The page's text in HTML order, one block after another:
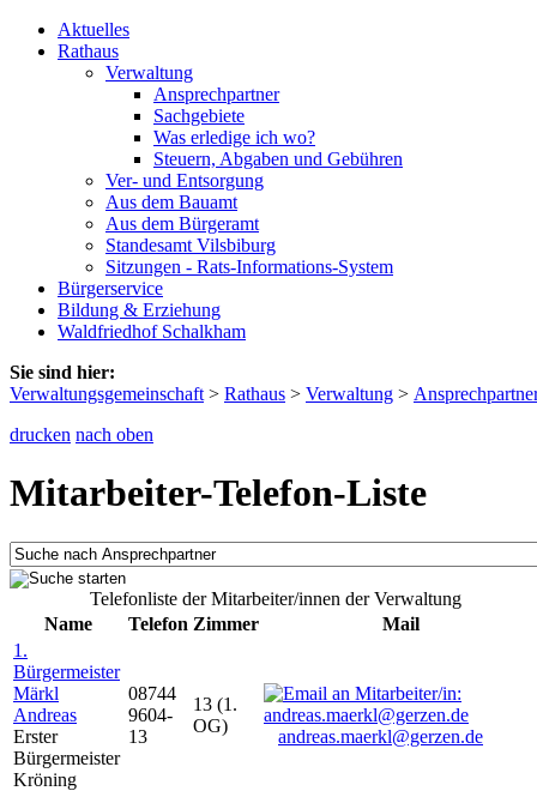
Aktuelles
Rathaus
Verwaltung
Ansprechpartner
Sachgebiete
Was erledige ich wo?
Steuern, Abgaben und Gebühren
Ver- und Entsorgung
Aus dem Bauamt
Aus dem Bürgeramt
Standesamt Vilsbiburg
Sitzungen - Rats-Informations-System
Bürgerservice
Bildung & Erziehung
Waldfriedhof Schalkham
Sie sind hier:
Verwaltungsgemeinschaft > Rathaus > Verwaltung >
drucken nach oben
Mitarbeiter-Telefon-Liste
Telefonliste der Mitarbeiter/innen der Verwaltung
Name
Telefon Zimmer
Mail
1.
Bürgermeister
Märkl
Andreas
Erster
Bürgermeister
Kröning
08744
9604-
13
13 (1.
OG)
andreas.maerkl@gerzen.de